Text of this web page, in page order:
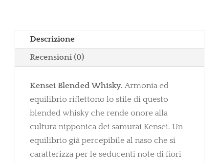
Descrizione
Recensioni (0)
Kensei Blended Whisky.Armonia ed
equilibrio riflettono lo stile di questo
blended whisky che rende onore alla
cultura nipponica dei samurai Kensei. Un
equilibrio già percepibile al naso che si
caratterizza per le seducenti note di fiori